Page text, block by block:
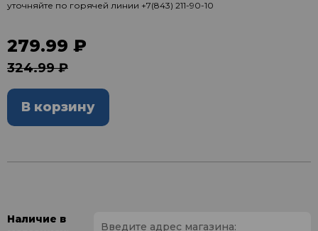
уточняйте по горячей линии +7(843) 211-90-10
279.99 ₽
324.99 ₽
В корзину
Наличие в